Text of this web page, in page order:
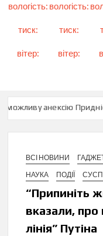
вологість:
тиск:
вітер:
вологість:
тиск:
вітер:
анексію
ВСІ НОВИНИ
НАУКА
ПОДІЇ
“Припиніть
вказали, про
лінія” Путіна